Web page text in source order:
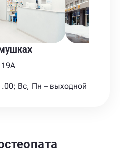
19А
Вс, Пн – выходной